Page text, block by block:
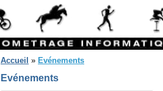
Accueil » Evénements
Evénements